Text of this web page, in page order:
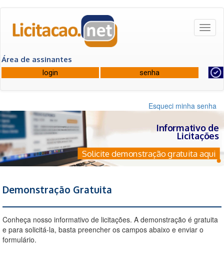
Área de assinantes
Esqueci minha senha
Informativo de
Licitações
Solicite demonstração gratuita aqui
Demonstração Gratuita
Conheça nosso informativo de licitações. A demonstração é gratuita
e para solicitá-la, basta preencher os campos abaixo e enviar o
formulário.